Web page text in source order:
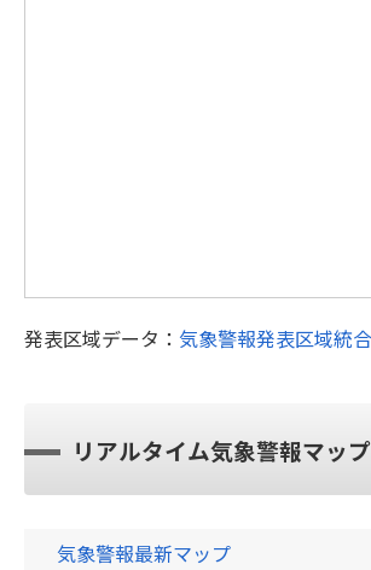
発表区域データ： 気象警報発表区域統
リアルタイム気象警報マップ
気象警報最新マップ